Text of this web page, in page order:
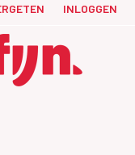
INLOGGEN